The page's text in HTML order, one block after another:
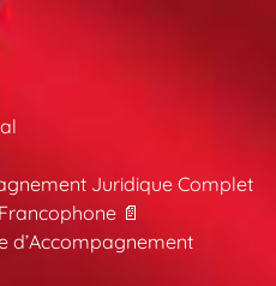
Juridique Complet
📄
d’Accompagnement